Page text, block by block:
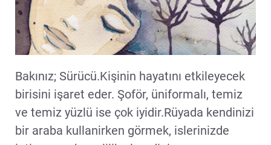
Bakınız; Sürücü.Kişinin hayatını etkileyecek
birisini işaret eder. Şoför, üniformalı, temiz
ve temiz yüzlü ise çok iyidir.Rüyada kendinizi
bir araba kullanirken görmek, islerinizde